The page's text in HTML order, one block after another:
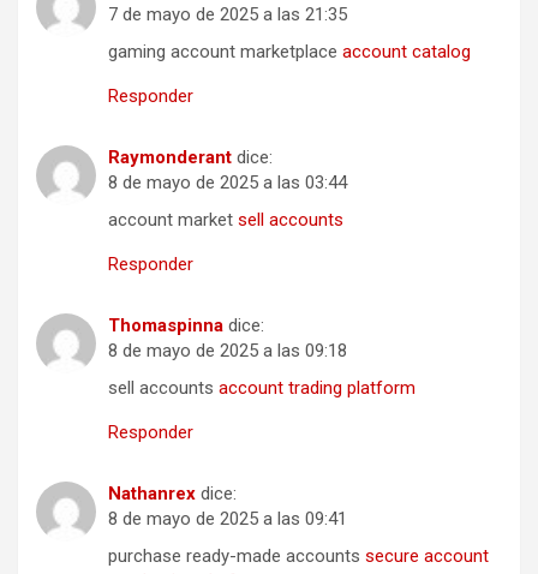
7 de mayo de 2025 a las 21:35
gaming account marketplace account catalog
Responder
Raymonderant dice:
8 de mayo de 2025 a las 03:44
account market sell accounts
Responder
Thomaspinna dice:
8 de mayo de 2025 a las 09:18
sell accounts account trading platform
Responder
Nathanrex dice:
8 de mayo de 2025 a las 09:41
purchase ready-made accounts secure account